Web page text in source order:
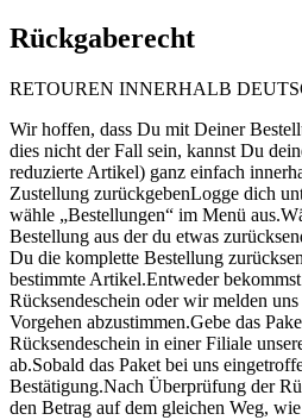
Rückgaberecht
RETOUREN INNERHALB
Wir hoffen, dass Du mit Deiner
dies nicht der Fall sein, kannst Du
reduzierte Artikel) ganz einfach
Zustellung zurückgebenLogge dich
wähle „Bestellungen“ im Menü
Bestellung aus der du etwas
Du die komplette Bestellung
bestimmte Artikel.Entweder
Rücksendeschein oder wir melden
Vorgehen abzustimmen.Gebe das
Rücksendeschein in einer Filiale
ab.Sobald das Paket bei uns
Bestätigung.Nach Überprüfung der
den Betrag auf dem gleichen Weg,